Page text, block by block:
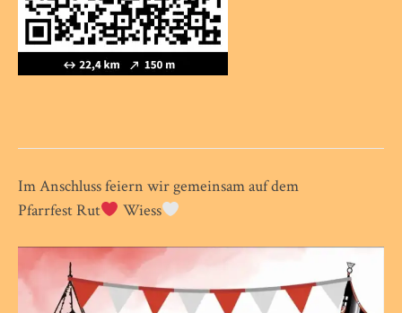
Im Anschluss feiern wir gemeinsam auf dem
Pfarrfest Rut
Wiess